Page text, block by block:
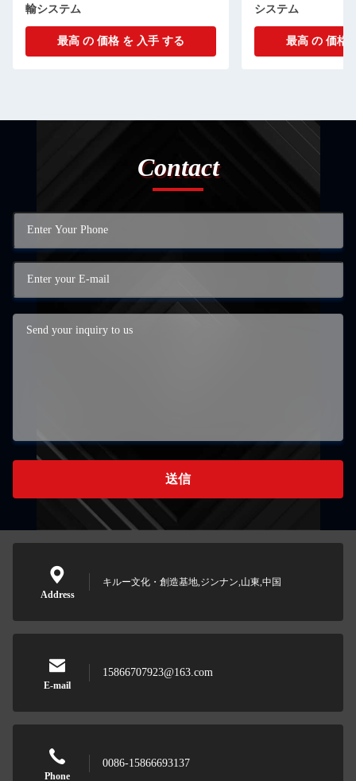
輸システム
最高 の 価格 を 入手 する
システム
最高 の 価格
Contact
送信
Address
キルー文化・創造基地,ジンナン,山東,中国
E-mail
15866707923@163.com
Phone
0086-15866693137